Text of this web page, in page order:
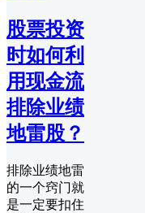
股票投资
时如何利
用现金流
排除业绩
地雷股？
排除业绩地雷
的一个窍门就
是一定要扣住